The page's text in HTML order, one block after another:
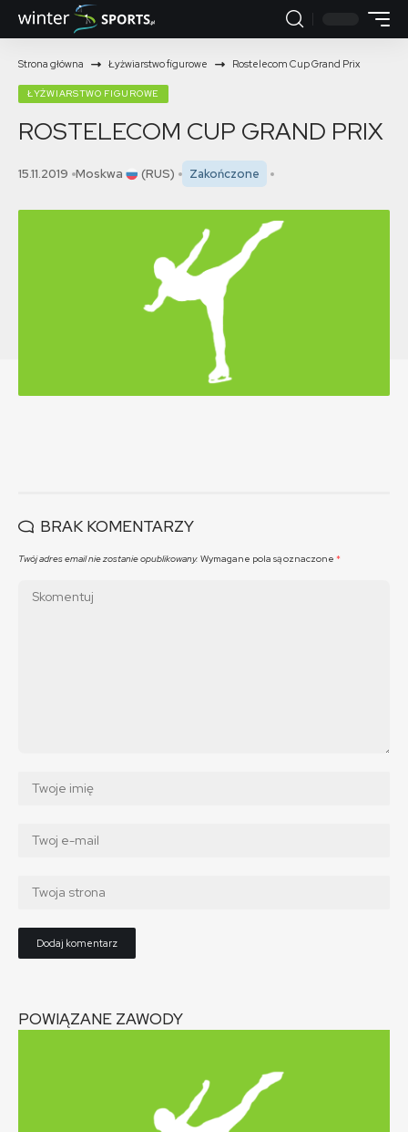
Strona główna Łyżwiarstwo figurowe Rostelecom Cup Grand Prix
ŁYŻWIARSTWO FIGUROWE
ROSTELECOM CUP GRAND PRIX
15.11.2019 Moskwa (RUS) Zakończone
BRAK KOMENTARZY
Twój adres email nie zostanie opublikowany. Wymagane pola są oznaczone *
POWIĄZANE ZAWODY